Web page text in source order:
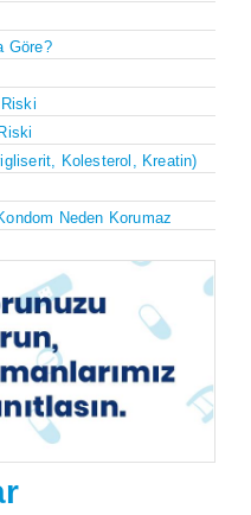
Göre?
Kolesterol, Kreatin)
Neden Korumaz